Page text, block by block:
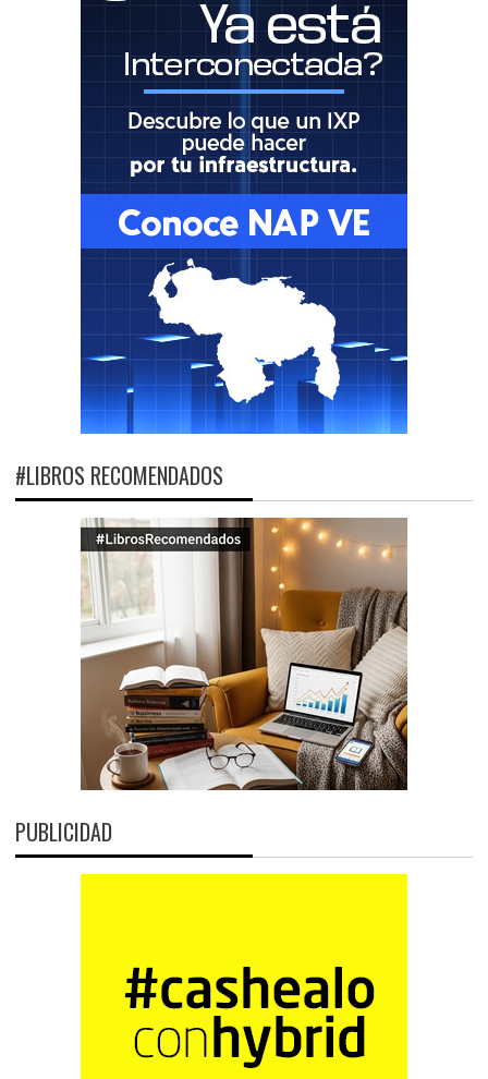
#LIBROS RECOMENDADOS
PUBLICIDAD